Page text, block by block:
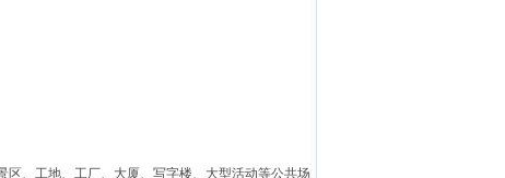
、工地、工厂、大厦、写字楼、大型活动等公共场